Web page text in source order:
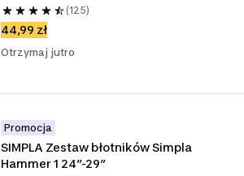
(125)
44,99 zł
Otrzymaj jutro
Promocja
SIMPLA Zestaw błotników Simpla
Hammer 1 24”-29”